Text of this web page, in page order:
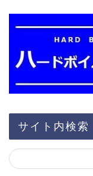
サイト内検索